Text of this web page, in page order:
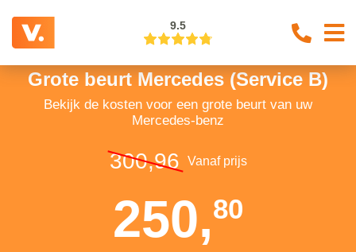
9.5
Grote beurt Mercedes (Service B)
Bekijk de kosten voor een grote beurt van uw
Mercedes-benz
300,96 Vanaf prijs
250,80